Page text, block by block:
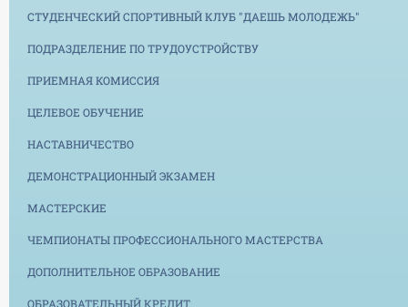
СТУДЕНЧЕСКИЙ СПОРТИВНЫЙ КЛУБ "ДАЕШЬ МОЛОДЕЖЬ"
ПОДРАЗДЕЛЕНИЕ ПО ТРУДОУСТРОЙСТВУ
ПРИЕМНАЯ КОМИССИЯ
ЦЕЛЕВОЕ ОБУЧЕНИЕ
НАСТАВНИЧЕСТВО
ДЕМОНСТРАЦИОННЫЙ ЭКЗАМЕН
МАСТЕРСКИЕ
ЧЕМПИОНАТЫ ПРОФЕССИОНАЛЬНОГО МАСТЕРСТВА
ДОПОЛНИТЕЛЬНОЕ ОБРАЗОВАНИЕ
ОБРАЗОВАТЕЛЬНЫЙ КРЕДИТ